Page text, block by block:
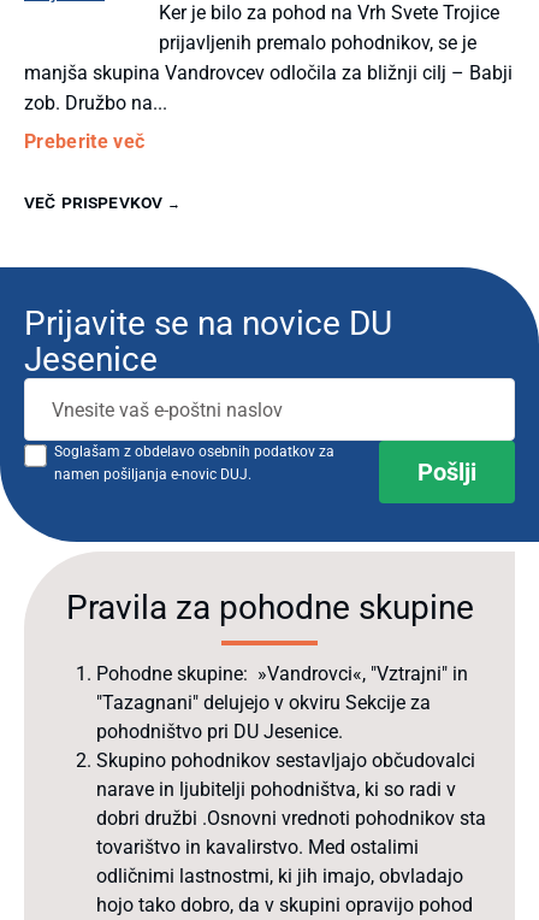
Ker je bilo za pohod na Vrh Svete Trojice
prijavljenih premalo pohodnikov, se je
manjša skupina Vandrovcev odločila za bližnji cilj – Babji
zob. Družbo na...
Preberite več
VEČ PRISPEVKOV →
Prijavite se na novice DU
Jesenice
Soglašam z obdelavo osebnih podatkov za
namen pošiljanja e-novic DUJ.
Pravila za pohodne skupine
Pohodne skupine: »Vandrovci«, "Vztrajni" in
"Tazagnani" delujejo v okviru Sekcije za
pohodništvo pri DU Jesenice.
Skupino pohodnikov sestavljajo občudovalci
narave in ljubitelji pohodništva, ki so radi v
dobri družbi .Osnovni vrednoti pohodnikov sta
tovarištvo in kavalirstvo. Med ostalimi
odličnimi lastnostmi, ki jih imajo, obvladajo
hojo tako dobro, da v skupini opravijo pohod